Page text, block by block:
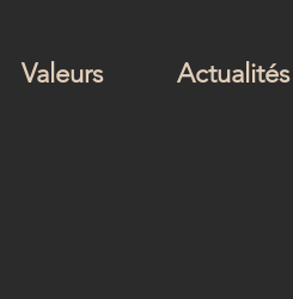
Valeurs Actualités